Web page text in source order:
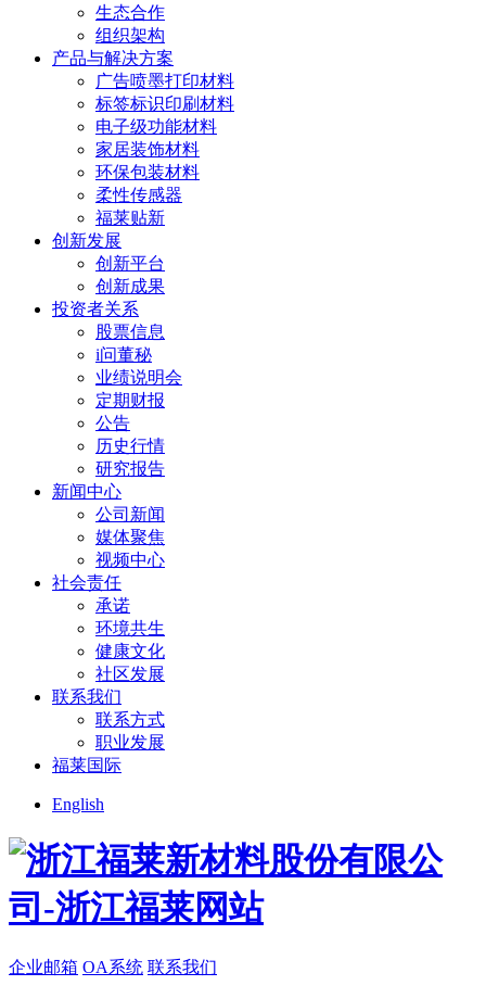
生态合作
组织架构
产品与解决方案
广告喷墨打印材料
标签标识印刷材料
电子级功能材料
家居装饰材料
环保包装材料
柔性传感器
福莱贴新
创新发展
创新平台
创新成果
投资者关系
股票信息
i问董秘
业绩说明会
定期财报
公告
历史行情
研究报告
新闻中心
公司新闻
媒体聚焦
视频中心
社会责任
承诺
环境共生
健康文化
社区发展
联系我们
联系方式
职业发展
福莱国际
English
企业邮箱 OA系统 联系我们